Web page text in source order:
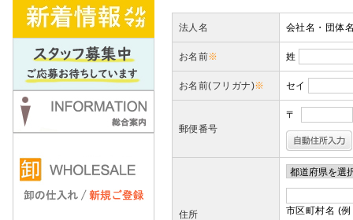
法人名 会社名・団体
お名前※ 姓
お名前(フリガナ)※ セイ
郵便番号
〒
住所 市区町村名 (